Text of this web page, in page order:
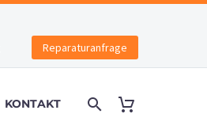
Reparaturanfrage
KONTAKT